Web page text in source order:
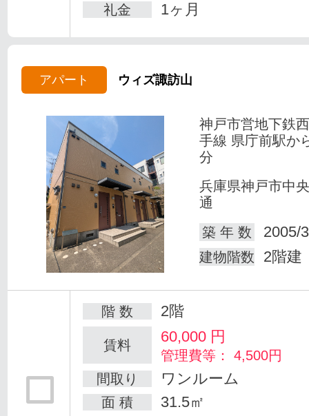
礼金 1ヶ月
アパート ウィズ諏訪山
神戸市営地下鉄
手線 県庁前駅か
分
兵庫県神戸市中
通
築 年 数
2005/
建物階数 2階建
階 数 2階
賃料 60,000 円
管理費等： 4,500円
間取り
ワンルーム
面 積 31.5㎡